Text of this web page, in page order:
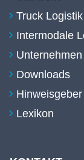
Truck Logistik
Intermodale
Unternehmen
Downloads
Hinweisgeber
Lexikon